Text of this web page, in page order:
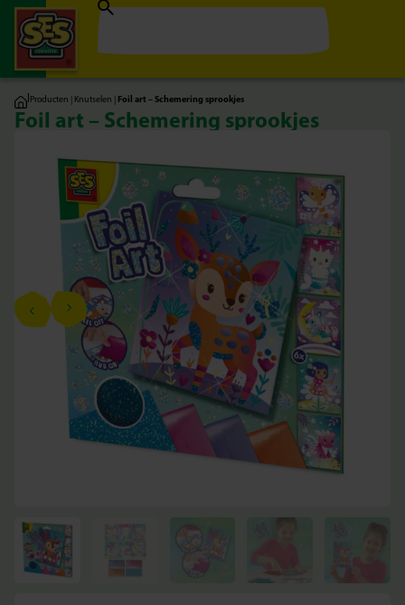
|Producten | Knutselen | Foil art – Schemering sprookjes
Foil art – Schemering sprookjes